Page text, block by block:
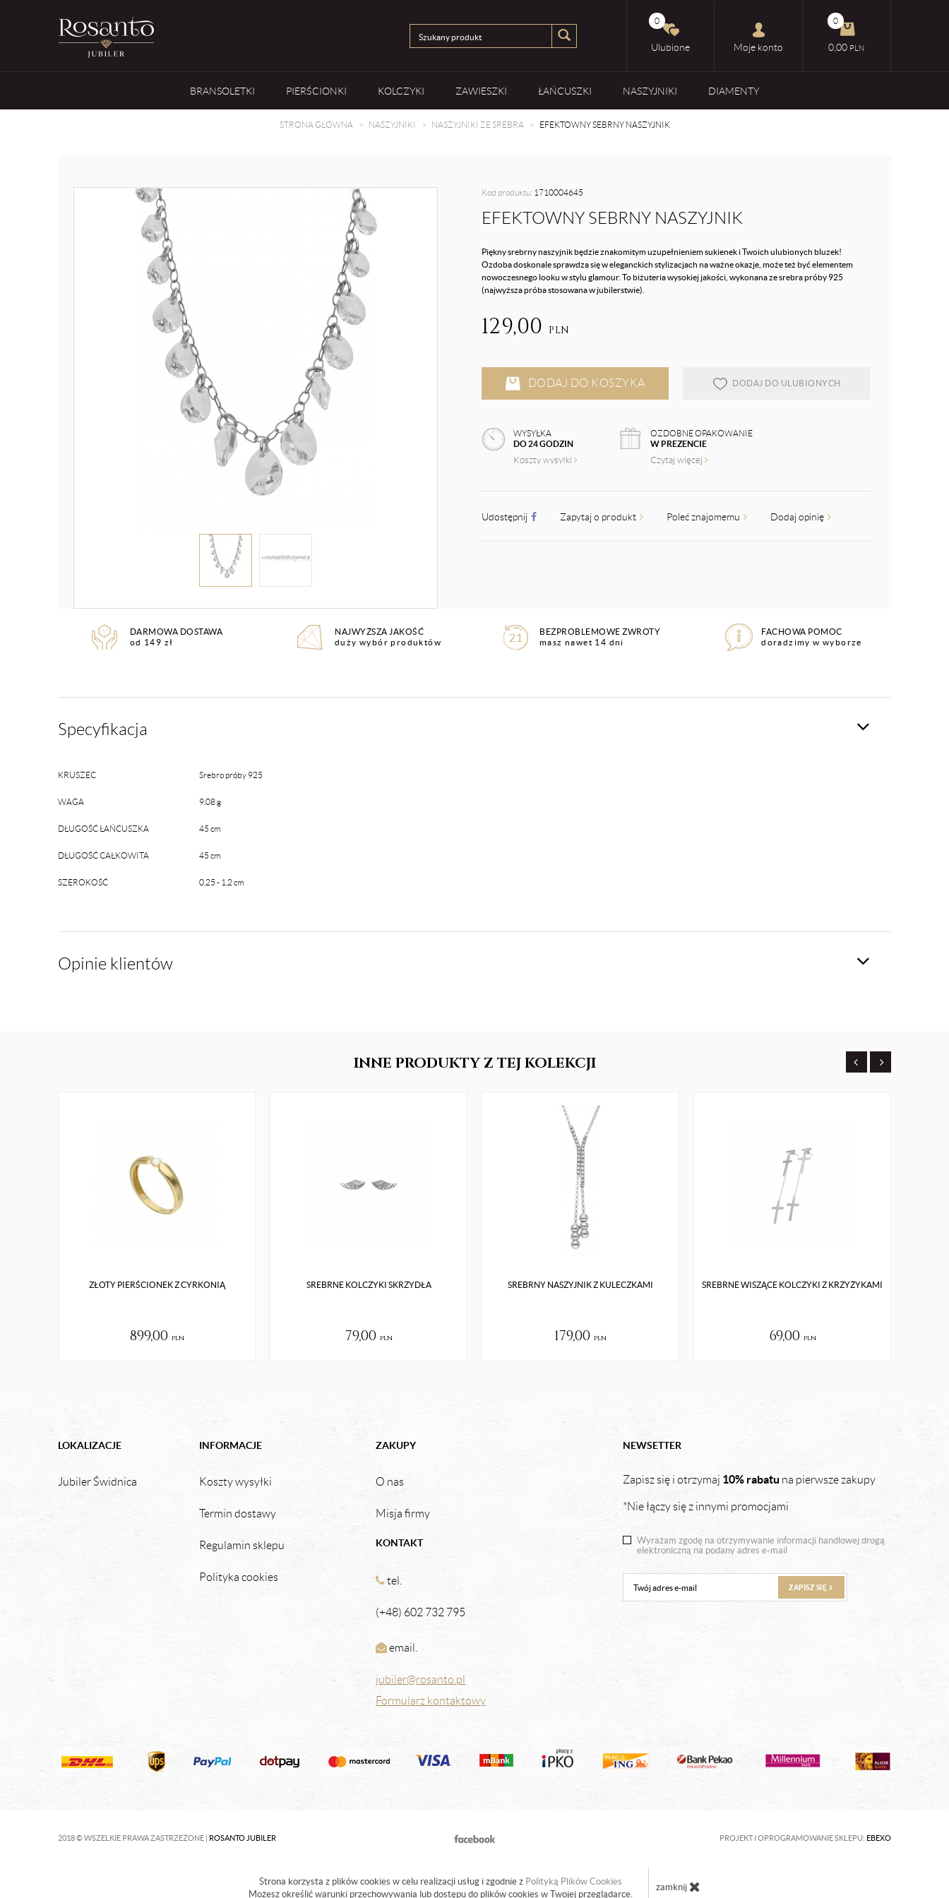
0
Ulubione Moje konto
0
0,00 PLN
BRANSOLETKI PIERŚCIONKI KOLCZYKI ZAWIESZKI ŁAŃCUSZKI NASZYJNIKI DIAMENTY
STRONA GŁÓWNA NASZYJNIKI NASZYJNIKI ZE SREBRA EFEKTOWNY SEBRNY NASZYJNIK
Kod produktu: 1710004645
EFEKTOWNY SEBRNY NASZYJNIK
Piękny srebrny naszyjnik będzie znakomitym uzupełnieniem sukienek i Twoich ulubionych bluzek!
Ozdoba doskonale sprawdza się w eleganckich stylizacjach na ważne okazje, może też być elementem
nowoczesnego looku w stylu glamour. To biżuteria wysokiej jakości, wykonana ze srebra próby 925
(najwyższa próba stosowana w jubilerstwie).
129,00 PLN
DODAJ DO KOSZYKA DODAJ DO ULUBIONYCH
WYSYŁKA
DO 24 GODZIN
Koszty wysyłki
OZDOBNE OPAKOWANIE
W PREZENCIE
Czytaj więcej
Udostępnij Zapytaj o produkt Poleć znajomemu Dodaj opinię
DARMOWA DOSTAWA
od 149 zł
NAJWYŻSZA JAKOŚĆ
duży wybór produktów
BEZPROBLEMOWE ZWROTY
masz nawet 14 dni
FACHOWA POMOC
doradzimy w wyborze
Specyfikacja
KRUSZEC Srebro próby 925
WAGA 9.08 g
DŁUGOŚĆ ŁAŃCUSZKA 45 cm
DŁUGOŚĆ CAŁKOWITA 45 cm
SZEROKOŚĆ 0,25 - 1,2 cm
Opinie klientów
INNE PRODUKTYZ TEJ KOLEKCJI
ZŁOTY PIERŚCIONEK Z CYRKONIĄ
899,00 pln
SREBRNE KOLCZYKI SKRZYDŁA
79,00 pln
SREBRNY NASZYJNIK Z KULECZKAMI
179,00 pln
SREBRNE WISZĄCE KOLCZYKI Z KRZYŻYKAMI
69,00 pln
NEWSETTER
Zapisz się i otrzymaj 10% rabatu na pierwsze zakupy
*Nie łączy się z innymi promocjami
Wyrażam zgodę na otrzymywanie informacji handlowej drogą
elektroniczną na podany adres e-mail
ZAPISZ SIĘ
LOKALIZACJE
Jubiler Świdnica
INFORMACJE
Koszty wysyłki
Termin dostawy
Regulamin sklepu
Polityka cookies
ZAKUPY
O nas
Misja firmy
KONTAKT
tel.
(+48) 602 732 795
email.
jubiler@rosanto.pl
Formularz kontaktowy
2018 © WSZELKIE PRAWA ZASTRZEŻONE | ROSANTO JUBILER PROJEKT I OPROGRAMOWANIE SKLEPU: EBEXO
Strona korzysta z plików cookies w celu realizacji usług i zgodnie z Polityką Plików Cookies
Możesz określić warunki przechowywania lub dostępu do plików cookies w Twojej przeglądarce.
zamknij